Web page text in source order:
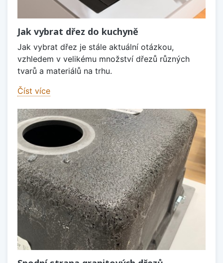
Jak vybrat dřez do kuchyně
Jak vybrat dřez je stále aktuální otázkou,
vzhledem v velikému množství dřezů různých
tvarů a materiálů na trhu.
Číst více